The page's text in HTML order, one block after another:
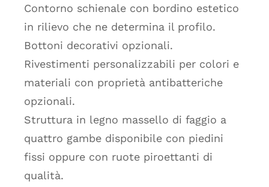
Contorno schienale con bordino estetico
in rilievo che ne determina il profilo.
Bottoni decorativi opzionali.
Rivestimenti personalizzabili per colori e
materiali con proprietà antibatteriche
opzionali.
Struttura in legno massello di faggio a
quattro gambe disponibile con piedini
fissi oppure con ruote piroettanti di
qualità.